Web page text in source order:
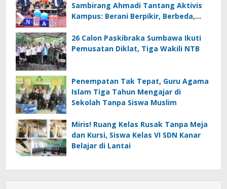
Sambirang Ahmadi Tantang Aktivis
Kampus: Berani Berpikir, Berbeda,
26 Calon Paskibraka Sumbawa Ikuti
Pemusatan Diklat, Tiga Wakili NTB
Penempatan Tak Tepat, Guru Agama
Islam Tiga Tahun Mengajar di
Sekolah Tanpa Siswa Muslim
Miris! Ruang Kelas Rusak Tanpa Meja
dan Kursi, Siswa Kelas VI SDN Kanar
Belajar di Lantai